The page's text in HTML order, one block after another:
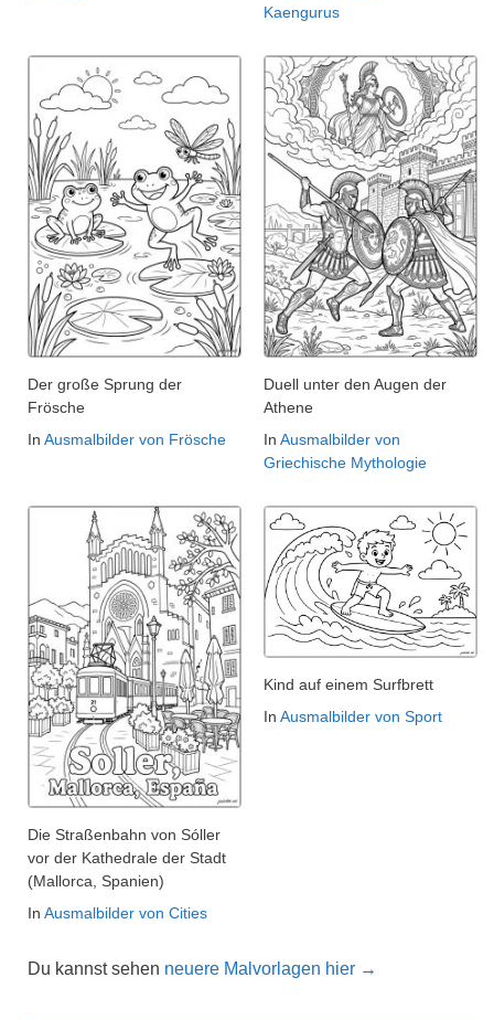
Kaengurus
Der große Sprung der
Frösche
In Ausmalbilder von Frösche
Duell unter den Augen der
Athene
In Ausmalbilder von
Griechische Mythologie
Die Straßenbahn von Sóller
vor der Kathedrale der Stadt
(Mallorca, Spanien)
In Ausmalbilder von Cities
Kind auf einem Surfbrett
In Ausmalbilder von Sport
Du kannst sehen neuere Malvorlagen hier →